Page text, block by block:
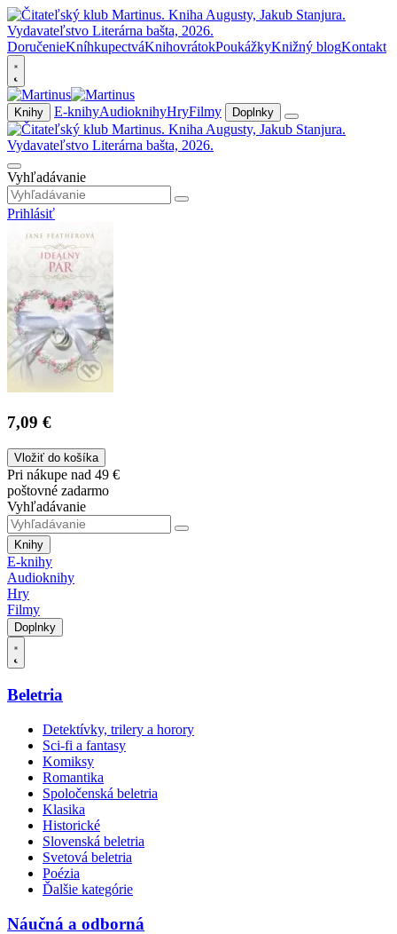
DoručenieKníhkupectváKnihovrátokPoukážkyKnižný blogKontakt
Knihy E-knihyAudioknihyHryFilmy Doplnky
Vyhľadávanie
Prihlásiť
7,09 €
Vložiť do košíka
Pri nákupe nad 49 €
poštovné zadarmo
Vyhľadávanie
Knihy
E-knihy
Audioknihy
Hry
Filmy
Doplnky
Beletria
Detektívky, trilery a horory
Sci-fi a fantasy
Komiksy
Romantika
Spoločenská beletria
Klasika
Historické
Slovenská beletria
Svetová beletria
Poézia
Ďalšie kategórie
Náučná a odborná